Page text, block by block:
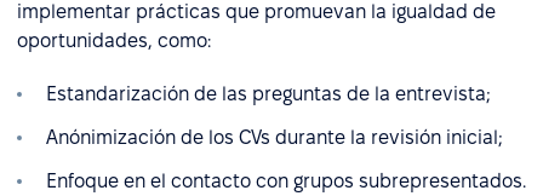
implementar prácticas que promuevan la igualdad de
oportunidades, como:
Estandarización de las preguntas de la entrevista;
Anónimización de los CVs durante la revisión inicial;
Enfoque en el contacto con grupos subrepresentados.